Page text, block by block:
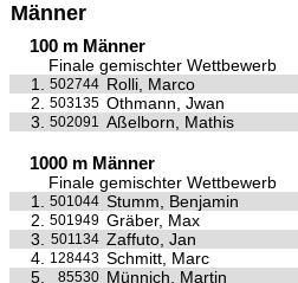
Männer
100 m Männer
Finale gemischter Wettbewerb
1.
502744 Rolli, Marco
2.
503135 Othmann, Jwan
3.
502091 Aßelborn, Mathis
1000 m Männer
Finale gemischter Wettbewerb
1.
501044 Stumm, Benjamin
2.
501949 Gräber, Max
3.
501134 Zaffuto, Jan
4.
128443 Schmitt, Marc
5.
85530 Münnich, Martin